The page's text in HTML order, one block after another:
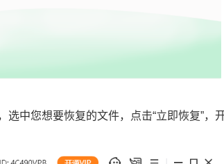
选中您想要恢复的文件，点击“立即恢复”，